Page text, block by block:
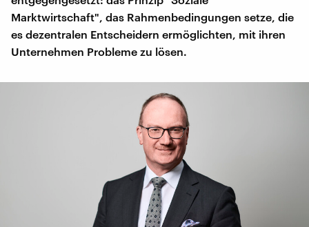
Marktwirtschaft", das Rahmenbedingungen setze, die
es dezentralen Entscheidern ermöglichten, mit ihren
Unternehmen Probleme zu lösen.